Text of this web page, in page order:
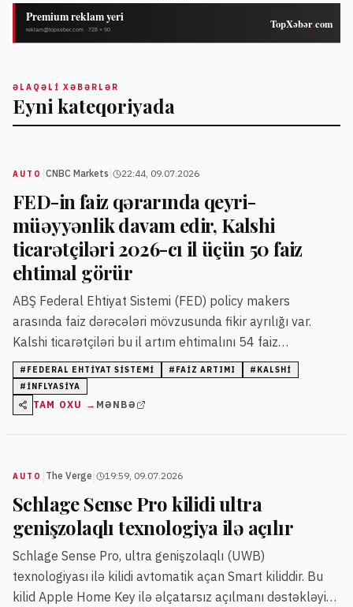
ƏLAQƏLI XƏBƏRLƏR
Eyni kateqoriyada
AUTO CNBC Markets 22:44, 09.07.2026
FED-in faiz qərarında qeyri-
müəyyənlik davam edir, Kalshi
ticarətçiləri 2026-cı il üçün 50 faiz
ehtimal görür
ABŞ Federal Ehtiyat Sistemi (FED) policy makers
arasında faiz dərəcələri mövzusunda fikir ayrılığı var.
Kalshi ticarətçiləri bu il artım ehtimalını 54 faiz
səviyyəsində qiymətləndirir, 2028-ci il üçün isə bu rəqəm
80 faizə çatır.
# FEDERAL EHTIYAT SISTEMI # FAIZ ARTIMI # KALSHI
# INFLYASIYA
TAM OXU → MƏNBƏ
AUTO The Verge 19:59, 09.07.2026
Schlage Sense Pro kilidi ultra
genişzolaqlı texnologiya ilə açılır
Schlage Sense Pro, ultra genişzolaqlı (UWB)
texnologiyası ilə kilidi avtomatik açan Smart kiliddir. Bu
kilid Apple Home Key ilə əlçatarsız açılmanı dəstəkləyir